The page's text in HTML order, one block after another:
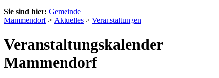
Sie sind hier: Gemeinde
Mammendorf> Aktuelles > Veranstaltungen
Veranstaltungskalender
Mammendorf